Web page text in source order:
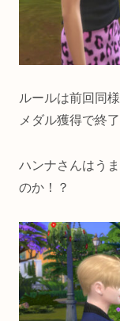
ルールは前回同
メダル獲得で終了
ハンナさんはう
のか！？